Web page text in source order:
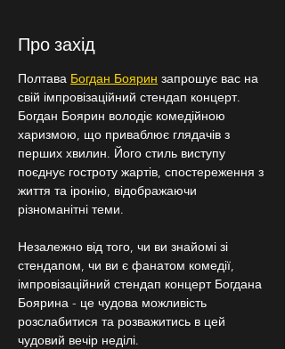
Про захід
Полтава Богдан Боярин запрошує вас на
свій імпровізаційний стендап концерт.
Богдан Боярин володіє комедійною
харизмою, що приваблює глядачів з
перших хвилин. Його стиль виступу
поєднує гостроту жартів, спостереження з
життя та іронію, відображаючи
різноманітні теми.
Незалежно від того, чи ви знайомі зі
стендапом, чи ви є фанатом комедії,
імпровізаційний стендап концерт Богдана
Боярина - це чудова можливість
розслабитися та розважитись в цей
чудовий вечір неділі.